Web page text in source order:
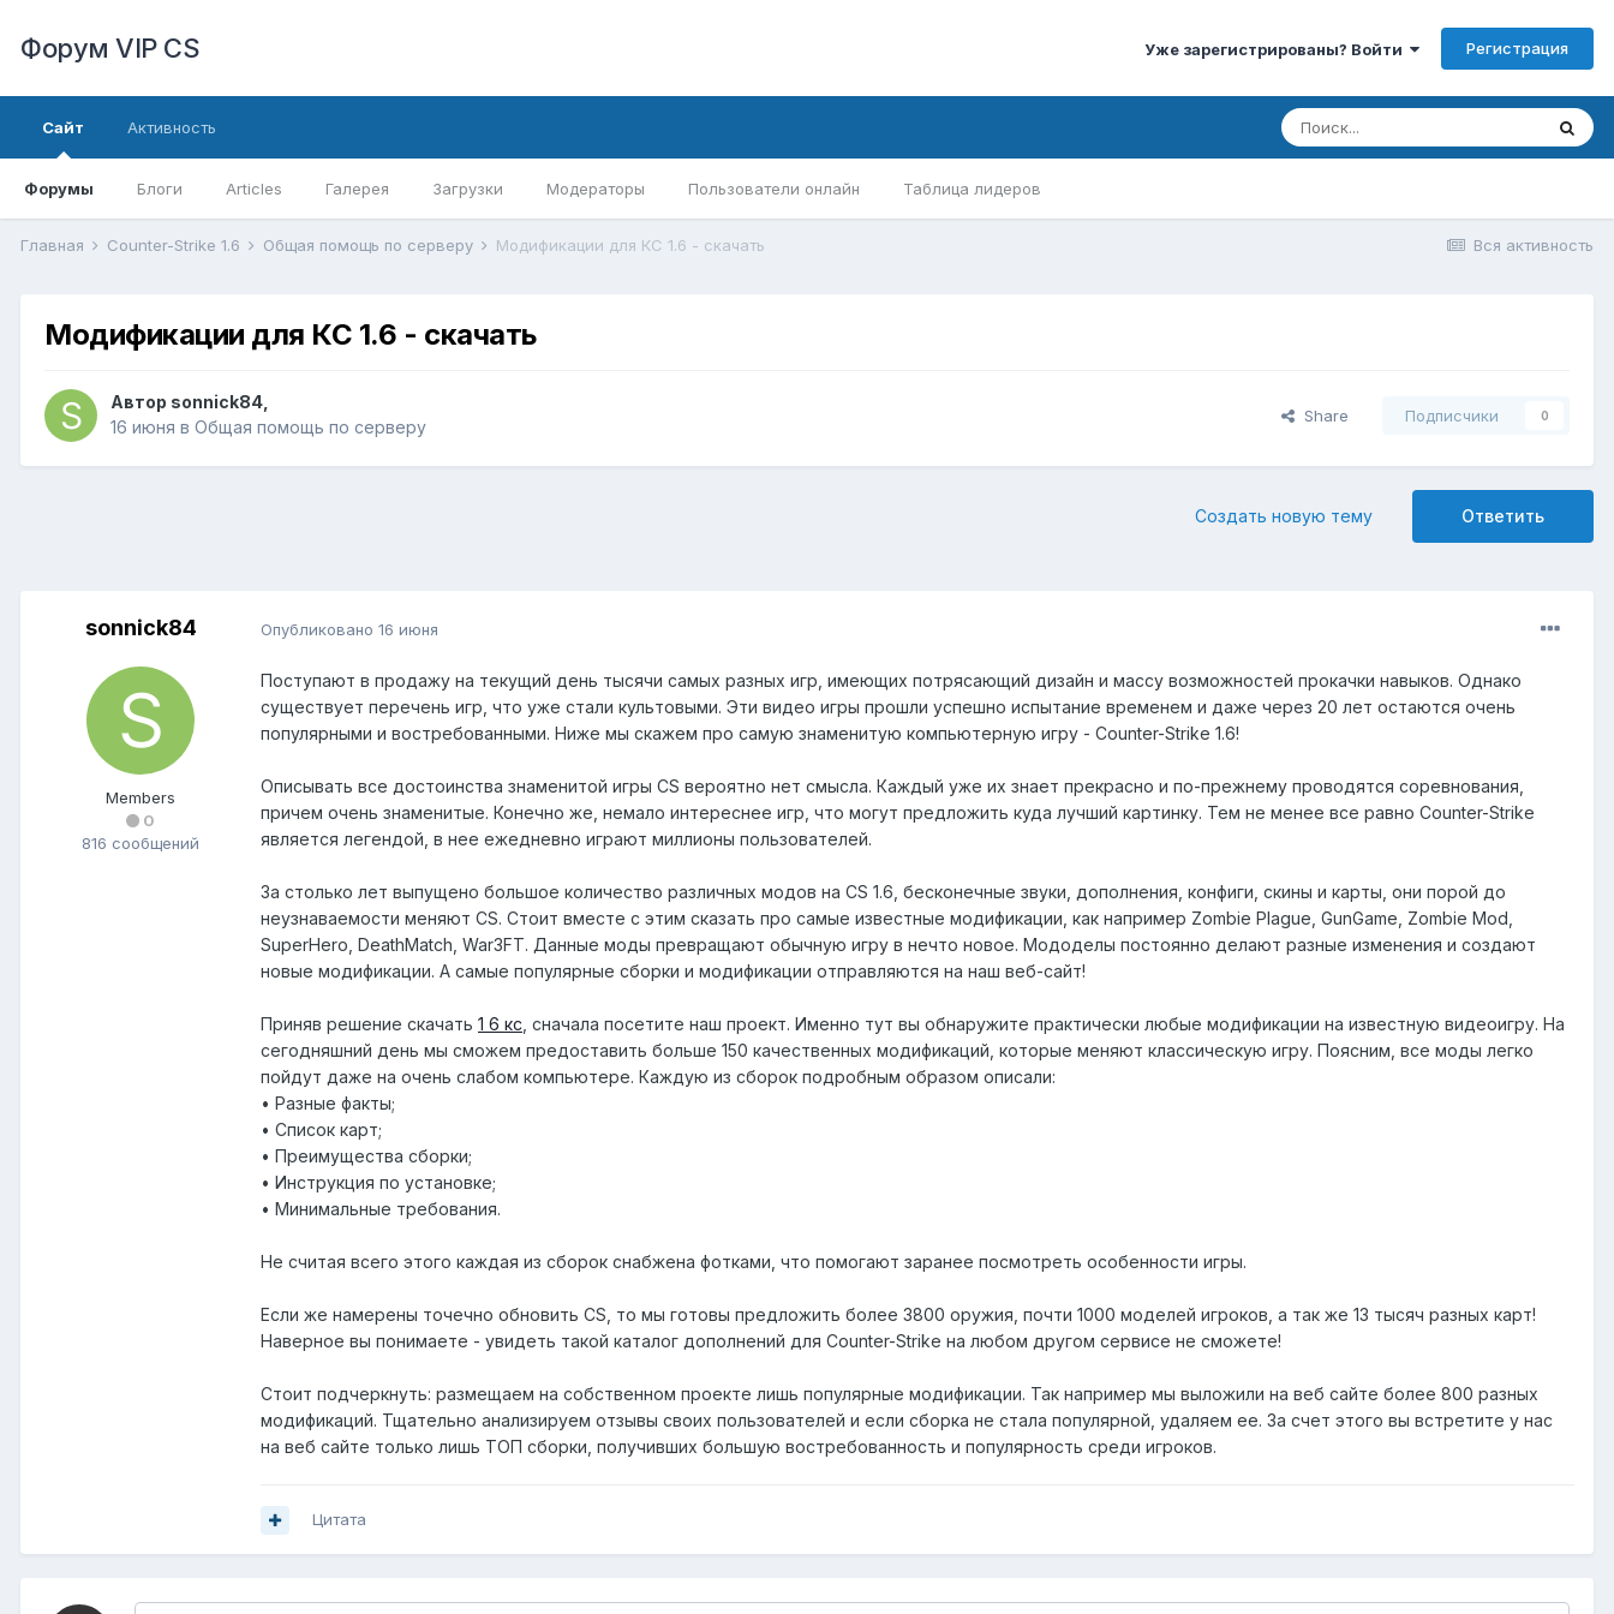
Форум VIP CS Уже зарегистрированы? Войти Регистрация
Сайт
Форумы Блоги Articles Галерея Загрузки Модераторы Пользователи онлайн Таблица лидеров
Активность
Вся активность
Главная Counter-Strike 1.6 Общая помощь по серверу Модификации для КС 1.6 - скачать
Модификации для КС 1.6 - скачать
Автор sonnick84
16 июня в Общая помощь по серверу
Share Подписчики 0
Ответить
Создать новую тему
sonnick84
Members
0
816 сообщений
Опубликовано 16 июня
Поступают в продажу на текущий день тысячи самых разных игр, имеющих потрясающий дизайн и массу возможностей прокачки навыков. Однако
существует перечень игр, что уже стали культовыми. Эти видео игры прошли успешно испытание временем и даже через 20 лет остаются очень
популярными и востребованными. Ниже мы скажем про самую знаменитую компьютерную игру - Counter-Strike 1.6!
Описывать все достоинства знаменитой игры CS вероятно нет смысла. Каждый уже их знает прекрасно и по-прежнему проводятся соревнования,
причем очень знаменитые. Конечно же, немало интереснее игр, что могут предложить куда лучший картинку. Тем не менее все равно Counter-Strike
является легендой, в нее ежедневно играют миллионы пользователей.
За столько лет выпущено большое количество различных модов на CS 1.6, бесконечные звуки, дополнения, конфиги, скины и карты, они порой до
неузнаваемости меняют CS. Стоит вместе с этим сказать про самые известные модификации, как например Zombie Plague, GunGame, Zombie Mod,
SuperHero, DeathMatch, War3FT. Данные моды превращают обычную игру в нечто новое. Мододелы постоянно делают разные изменения и создают
новые модификации. А самые популярные сборки и модификации отправляются на наш веб-сайт!
Приняв решение скачать 1 6 кс , сначала посетите наш проект. Именно тут вы обнаружите практически любые модификации на известную видеоигру. На
сегодняшний день мы сможем предоставить больше 150 качественных модификаций, которые меняют классическую игру. Поясним, все моды легко
пойдут даже на очень слабом компьютере. Каждую из сборок подробным образом описали:
• Разные факты;
• Список карт;
• Преимущества сборки;
• Инструкция по установке;
• Минимальные требования.
Не считая всего этого каждая из сборок снабжена фотками, что помогают заранее посмотреть особенности игры.
Если же намерены точечно обновить CS, то мы готовы предложить более 3800 оружия, почти 1000 моделей игроков, а так же 13 тысяч разных карт!
Наверное вы понимаете - увидеть такой каталог дополнений для Counter-Strike на любом другом сервисе не сможете!
Стоит подчеркнуть: размещаем на собственном проекте лишь популярные модификации. Так например мы выложили на веб сайте более 800 разных
модификаций. Тщательно анализируем отзывы своих пользователей и если сборка не стала популярной, удаляем ее. За счет этого вы встретите у нас
на веб сайте только лишь ТОП сборки, получивших большую востребованность и популярность среди игроков.
Цитата